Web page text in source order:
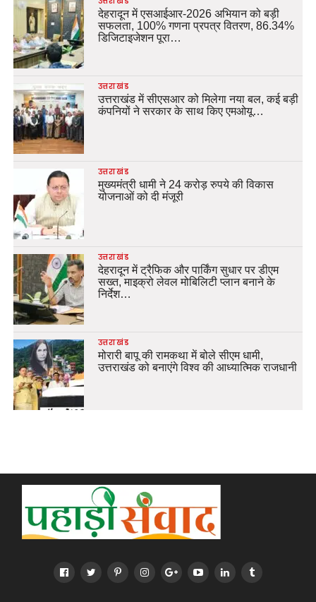
देहरादून में एसआईआर-2026 अभियान को बड़ी
सफलता, 100% गणना प्रपत्र वितरण, 86.34%
डिजिटाइजेशन पूरा…
उत्तराखंड
उत्तराखंड में सीएसआर को मिलेगा नया बल, कई बड़ी
कंपनियों ने सरकार के साथ किए एमओयू…
उत्तराखंड
मुख्यमंत्री धामी ने 24 करोड़ रुपये की विकास
योजनाओं को दी मंजूरी
उत्तराखंड
देहरादून में ट्रैफिक और पार्किंग सुधार पर डीएम
सख्त, माइक्रो लेवल मोबिलिटी प्लान बनाने के
निर्देश…
उत्तराखंड
मोरारी बापू की रामकथा में बोले सीएम धामी,
उत्तराखंड को बनाएंगे विश्व की आध्यात्मिक राजधानी